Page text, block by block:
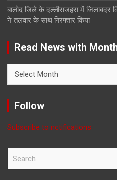
बालोद जिले के दल्लीराजहरा में जिलाबदर
ने तलवार के साथ गिरफ्तार किया
Read News with Month
News
Month
Follow
Subscribe to notifications